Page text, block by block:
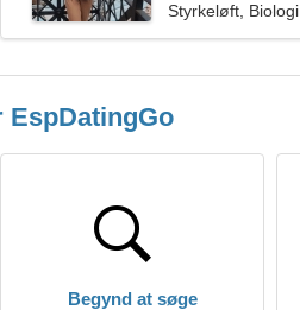
Styrkeløft, Biologi
EspDatingGo
Begynd at søge